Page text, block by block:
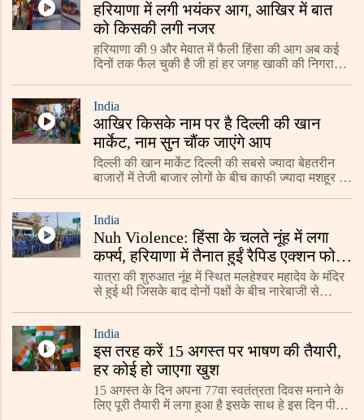
हरियाणा में लगी भयंकर आग, आखिर में बात
को किसकी लगी नजर
हरियाणा की 9 और मेवात में फैली हिंसा की आग अब कई
दिनों तक फैल चुकी है जी हां हर जगह खाकी की निगरानी
India
आखिर किसके नाम पर है दिल्ली की खान
मार्केट, नाम सुन चौंक जाएंगे आप
दिल्ली की खान मार्केट दिल्ली की सबसे ज्यादा बेहतरीन
बाजारों में तेजी बाजार लोगों के बीच काफी ज्यादा मशहूर है,
India
Nuh Violence: हिंसा के चलते नूंह में लगा
कर्फ्य, हरियाणा में तैनात हुईं रैपिड एक्शन फोर्स
की 20 कंपनियां
यात्रा की शुरुआत नूंह में स्थित मलहेश्वर महादेव के मंदिर
से हुई थी जिसके बाद दोनों पक्षों के बीच नारेबाजी से
India
इस तरह करें 15 अगस्त पर भाषण की तैयारी,
हर कोई हो जाएगा खुश
15 अगस्त के दिन अपना 77वा स्वतंत्रता दिवस मनाने के
लिए पूरी तैयारी में लगा हुआ है इसके साथ हे इस दिन पीएम